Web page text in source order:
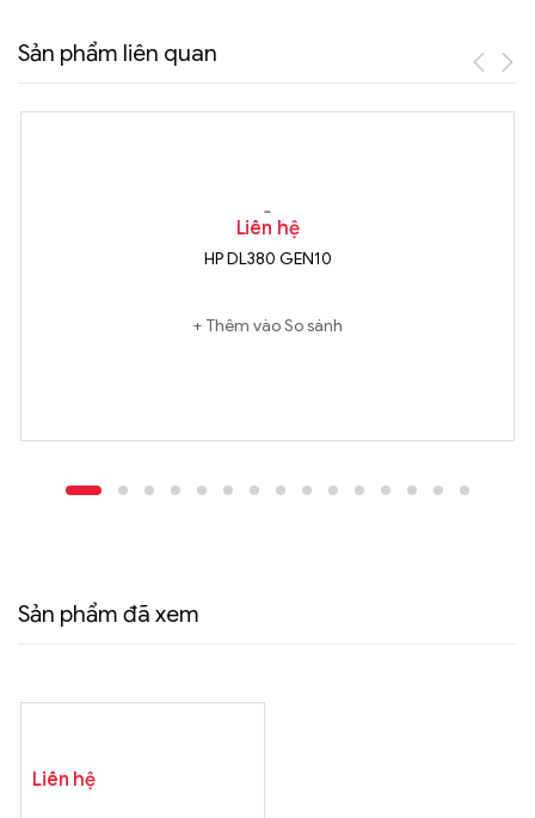
Sản phẩm liên quan
Liên hệ
HP DL380 GEN10
Thêm vào So sánh
Sản phẩm đã xem
Liên hệ